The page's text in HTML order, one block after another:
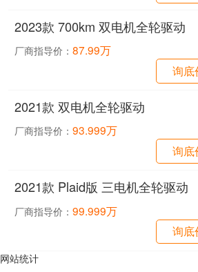
2023款 700km 双电机全轮驱动
厂商指导价：87.99万
询底
2021款 双电机全轮驱动
厂商指导价：93.999万
询底
2021款 Plaid版 三电机全轮驱动
厂商指导价：99.999万
询底
网站统计